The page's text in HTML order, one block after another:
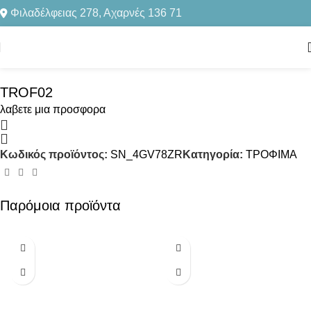
Φιλαδέλφειας 278, Αχαρνές 136 71
Αρχική σελίδα ΤΡΟΦΙΜΑ
TROF02
λαβετε μια προσφορα
Κωδικός προϊόντος: SN_4GV78ZR Κατηγορία: ΤΡΟΦΙΜΑ
Παρόμοια προϊόντα